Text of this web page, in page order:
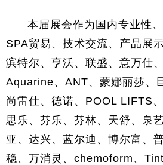
本届展会作为国内专业性
SPA贸易、技术交流、产品展
滨特尔、亨沃、联盛、意万仕
Aquarine、ANT、蒙娜丽莎、
尚雷仕、德诺、POOL LIFTS
思乐、芬乐、芬林、天舒、泉
亚、达兴、蓝尔迪、博尔富、
稳、万消灵、chemoform、